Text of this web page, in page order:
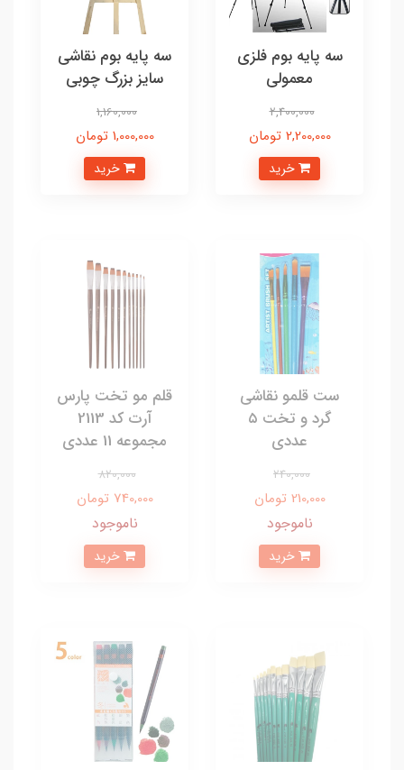
سه پایه بوم فلزی
معمولی
2,400,000
2,200,000 تومان
سه پایه بوم نقاشی
سایز بزرگ چوبی
1,160,000
1,000,000 تومان
ست قلمو نقاشی
گرد و تخت ۵
عددی
240,000
210,000 تومان
ناموجود
قلم مو تخت پارس
آرت کد 2113
مجموعه 11 عددی
820,000
740,000 تومان
ناموجود